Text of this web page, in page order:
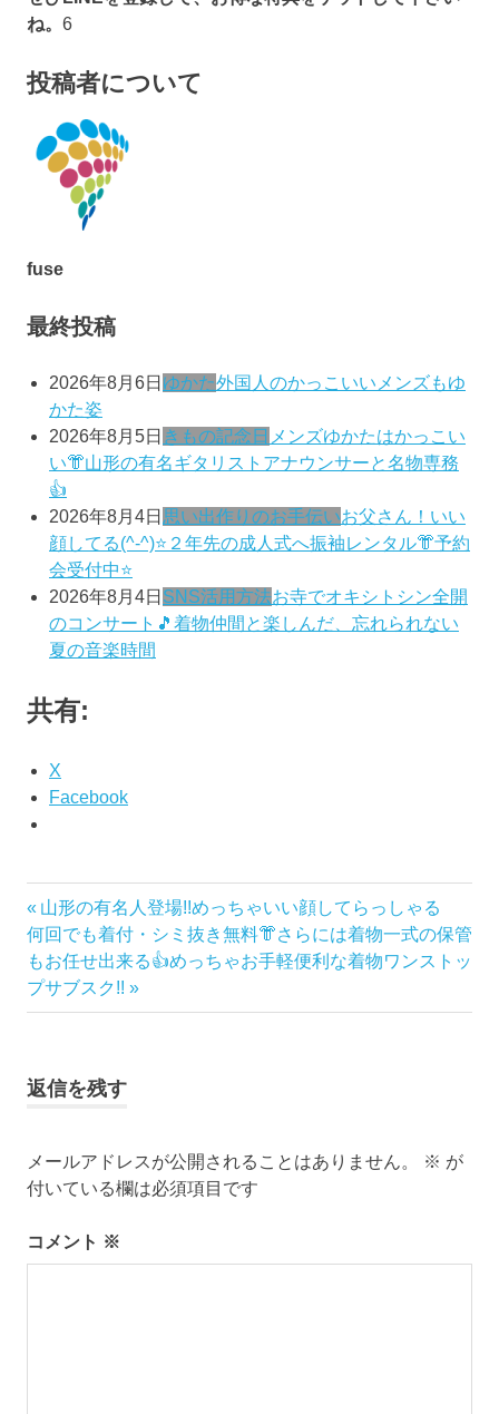
ね。 6
投稿者について
fuse
最終投稿
2026年8月6日 ゆかた外国人のかっこいいメンズもゆ
かた姿
2026年8月5日 きもの記念日 メンズゆかたはかっこい
い👘山形の有名ギタリストアナウンサーと名物専務
👍
2026年8月4日 思い出作りのお手伝いお父さん！いい
顔してる(^-^)⭐️２年先の成人式へ振袖レンタル👘予約
会受付中⭐️
2026年8月4日 SNS活用方法お寺でオキシトシン全開
のコンサート🎵着物仲間と楽しんだ、忘れられない
夏の音楽時間
共有:
X
Facebook
き
も
の
ゆ
か
タ
投
稿
ナ
ゲ
ー
シ
ョ
前
の
記
事:
山形の有名人登場!!めっちゃいい顔してらっしゃる
次
の
記
事:
何回でも着付・シミ抜き無料👘さらには着物一式の保管
もお任せ出来る👍めっちゃお手軽便利な着物ワンストッ
プサブスク!!
返信を残す
メールアドレスが公開されることはありません。 ※ が
付いている欄は必須項目です
コメント ※